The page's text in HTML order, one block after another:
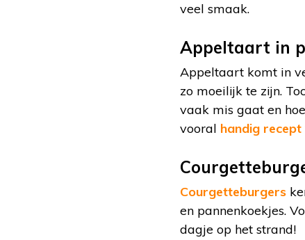
veel smaak.
Appeltaart in
Appeltaart komt in
zo moeilijk te zijn.
vaak mis gaat en
vooral handig
Courgetteburgers
en pannenkoekjes.
dagje op het strand!